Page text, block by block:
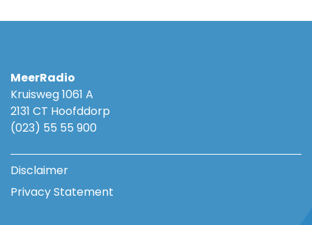
MeerRadio
Kruisweg 1061 A
2131 CT Hoofddorp
(023) 55 55 900
Disclaimer
Privacy Statement